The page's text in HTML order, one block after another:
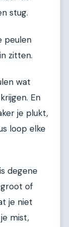
stug.
peulen
zitten.
wat
En
je plukt,
loop elke
degene
of
je niet
mist,